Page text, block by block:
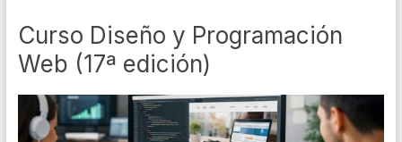
Curso Diseño y Programación
Web (17ª edición)